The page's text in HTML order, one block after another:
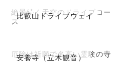
比叡山ドライブウェイ
絶景続く天空のドライブコー
ス
安養寺（立木観音）
厄除け祈願で名高い霊験の寺